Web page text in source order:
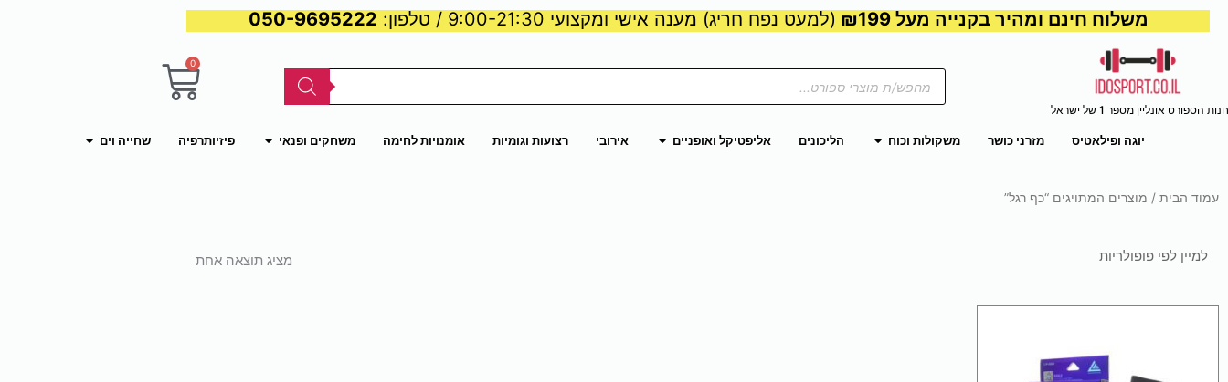
משלוח חינם ומהיר בקנייה מעל ₪199 (למעט נפח חריג) מענה אישי ומקצועי 9:00-21:30 / טלפון: 050-9695222
חנות הספורט אונליין מספר 1 של ישראל
Products
search
0
עגלת
יוגה ופילאטיס מזרני כושר משקולות וכוח פתח משקולות וכוח
הליכונים אליפטיקל ואופניים פתח אליפטיקל ואופניים
אירובי רצועות וגומיות אומנויות לחימה משחקים ופנאי פתח משחקים ופנאי
פיזיותרפיה שחייה וים פתח שחייה וים
עמוד הבית / מוצרים המתויגים “כף רגל”
מציג תוצאה אחת